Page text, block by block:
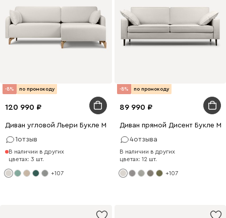
-8% по промокоду
120 990
Диван угловой Льери Букле Молочный
1отзыв
В наличии в других
цветах: 3 шт.
+107
-8% по промокоду
89 990
Диван прямой Дисент Букле
4отзыва
В наличии в других
цветах: 12 шт.
+107